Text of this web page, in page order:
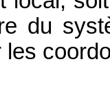
du
les